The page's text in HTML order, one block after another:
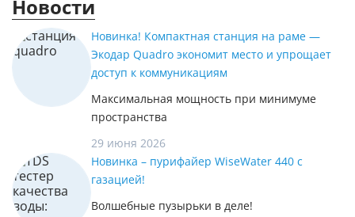
Новости
Новинка! Компактная станция на раме —
Экодар Quadro экономит место и упрощает
доступ к коммуникациям
Максимальная мощность при минимуме
пространства
29 июня 2026
Новинка – пурифайер WiseWater 440 с
газацией!
Волшебные пузырьки в деле!